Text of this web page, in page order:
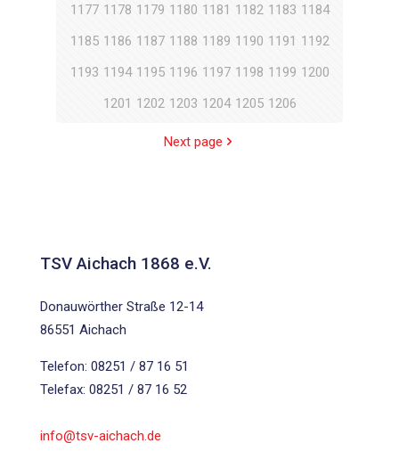
1177 1178 1179 1180 1181 1182 1183 1184
1185 1186 1187 1188 1189 1190 1191 1192
1193 1194 1195 1196 1197 1198 1199 1200
1201 1202 1203 1204 1205 1206
Next page
TSV Aichach 1868 e.V.
Donauwörther Straße 12-14
86551 Aichach
Telefon: 08251 / 87 16 51
Telefax: 08251 / 87 16 52
info@tsv-aichach.de